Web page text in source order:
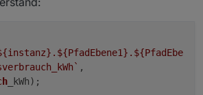
. ${PfadEbene1} . ${PfadEbe
,
_kWh);